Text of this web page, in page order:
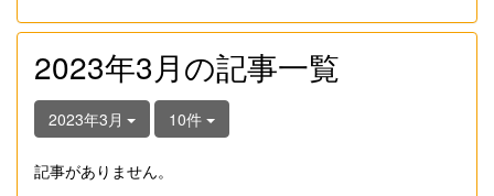
2023年3月の記事一覧
2023年3月 10件
記事がありません。